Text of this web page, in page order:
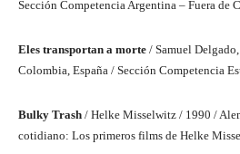
Sección Competencia Argentina – Fuera de
Eles transportan a morte / Samuel
Colombia, España / Sección Competencia
Bulky Trash / Helke Misselwitz / 1990 /
cotidiano: Los primeros films de Helke